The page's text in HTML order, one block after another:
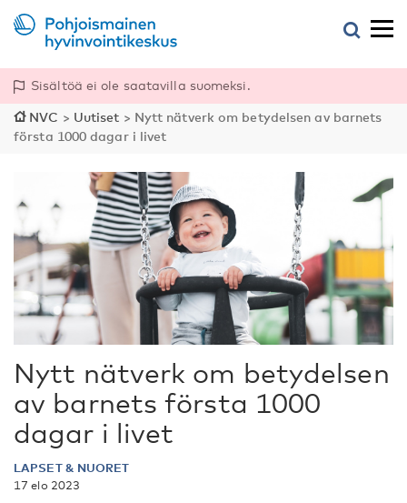
Sisältöä ei ole saatavilla suomeksi.
NVC > Uutiset > Nytt nätverk om betydelsen av barnets
första 1000 dagar i livet
Nytt nätverk om betydelsen
av barnets första 1000
dagar i livet
LAPSET & NUORET
17 elo 2023